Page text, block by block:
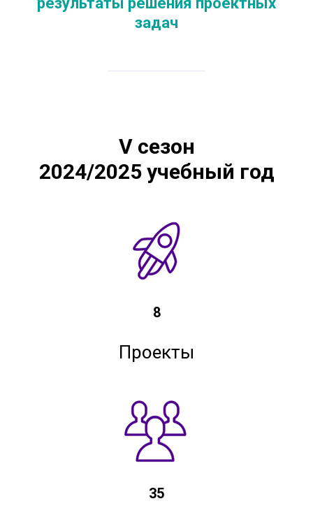
задач
V сезон
2024/2025 учебный год
8
Проекты
35